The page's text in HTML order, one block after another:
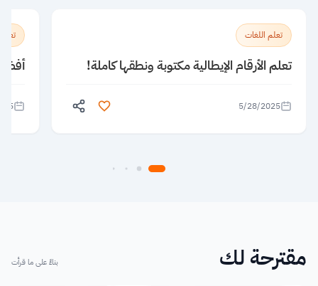
تعلم اللغات
تعلم الأرقام الإيطالية مكتوبة ونطقها كاملة!
5/28/2025
أفضل 5 معاهد لتعلم
مقترحة لك بناءً على ما قرأت